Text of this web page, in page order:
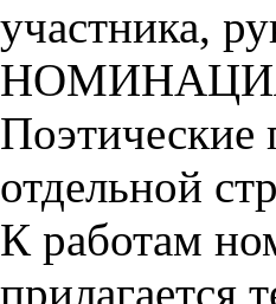
участника,
НОМИНАЦИЯ,
Поэтические
отдельной
К работам
прилагается